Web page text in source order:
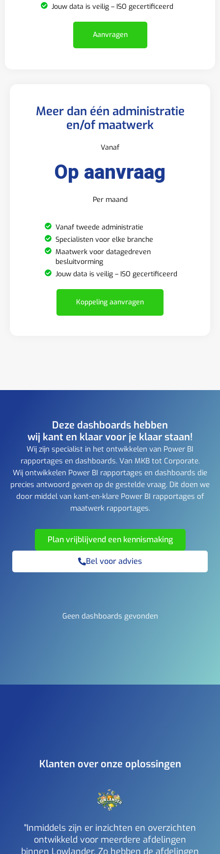
Jouw data is veilig – ISO gecertificeerd
Aanvragen
Meer dan één administratie
en/of maatwerk
Vanaf
Op aanvraag
Per maand
Vanaf tweede administratie
Specialisten voor elke branche
Maatwerk voor datagedreven
besluitvorming
Jouw data is veilig – ISO gecertificeerd
Koppeling aanvragen
Deze dashboards hebben
wij kant en klaar voor je klaar staan!
Wij zijn specialist in het ontwikkelen van Power BI
rapportages en dashboards. Van MKB tot Corporate.
Wij ontwikkelen Power BI rapportages en dashboards die
precies antwoord geven op de gestelde vraag. Dit doen we
door middel van kant-en-klare Power BI rapportages of
maatwerk rapportages.
Plan vrijblijvend een kennismaking
Bel voor advies
Geen dashboards gevonden
Klanten over onze oplossingen
"Inmiddels zijn er inzichten en overzichten
ontwikkeld voor meerdere afdelingen